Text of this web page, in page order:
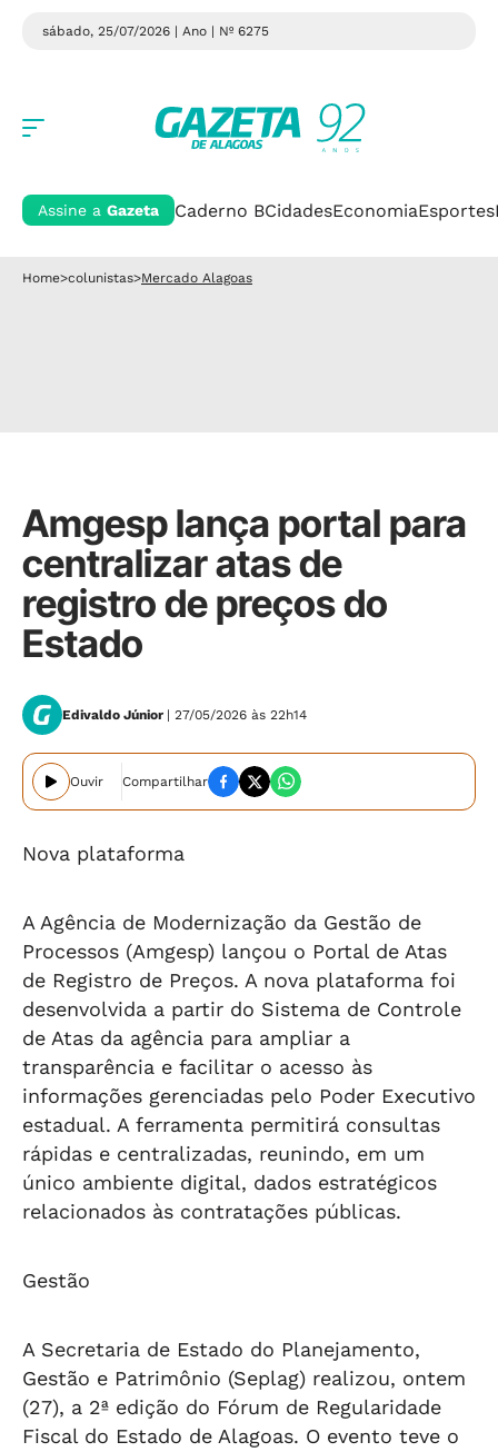
sábado, 25/07/2026 | Ano | Nº 6275
Assine a Gazeta Caderno BCidadesEconomiaEsportes
Home>colunistas>Mercado Alagoas
Amgesp lança portal para
centralizar atas de
registro de preços do
Estado
Edivaldo Júnior | 27/05/2026 às 22h14
Ouvir Compartilhar
Nova plataforma
A Agência de Modernização da Gestão de
Processos (Amgesp) lançou o Portal de Atas
de Registro de Preços. A nova plataforma foi
desenvolvida a partir do Sistema de Controle
de Atas da agência para ampliar a
transparência e facilitar o acesso às
informações gerenciadas pelo Poder Executivo
estadual. A ferramenta permitirá consultas
rápidas e centralizadas, reunindo, em um
único ambiente digital, dados estratégicos
relacionados às contratações públicas.
Gestão
A Secretaria de Estado do Planejamento,
Gestão e Patrimônio (Seplag) realizou, ontem
(27), a 2ª edição do Fórum de Regularidade
Fiscal do Estado de Alagoas. O evento teve o